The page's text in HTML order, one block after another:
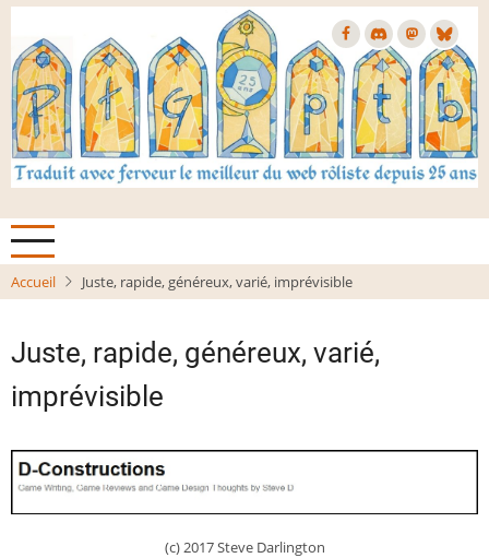
Aller
contenu
principal
Accueil Juste, rapide, généreux, varié, imprévisible
Juste, rapide, généreux, varié,
imprévisible
(c) 2017 Steve Darlington